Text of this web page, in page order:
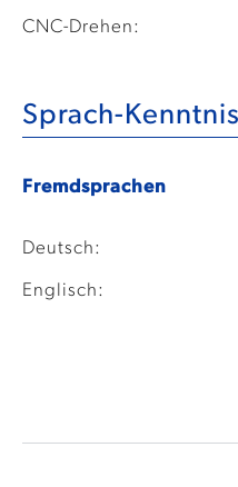
Sprach-
Fremdsprachen
Deutsch:
Englisch:
CNC-Drehen: